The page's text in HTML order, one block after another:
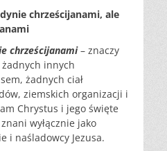
chrześcijanami, ale
chrześcijanami– znaczy
innych
żadnych ciał
ziemskich organizacji i
Chrystus i jego święte
wyłącznie jako
i naśladowcy Jezusa.